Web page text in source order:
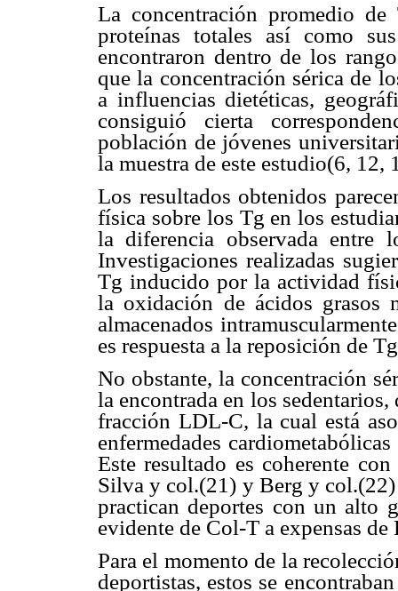
La concentración promedio
proteínas totales así como
encontraron dentro de los
que la concentración sérica de
a influencias dietéticas,
consiguió cierta
población de jóvenes
la muestra de este estudio(6, 12,
Los resultados obtenidos
física sobre los Tg en los
la diferencia observada entre
Investigaciones realizadas
Tg inducido por la actividad
la oxidación de ácidos grasos
almacenados
es respuesta a la reposición de
No obstante, la concentración
la encontrada en los
fracción LDL-C, la cual está
enfermedades
Este resultado es coherente
Silva y col.(21) y Berg y col.(22)
practican deportes con un alto
evidente de Col-T a expensas
Para el momento de la
deportistas, estos se